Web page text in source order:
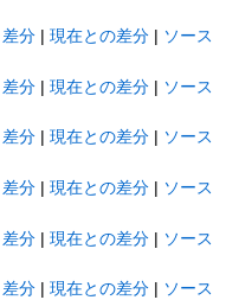
差分 |現在との差分
ソース
差分 |現在との差分 | ソース
差分 |現在との差分
ソース
差分 |現在との差分
ソース
差分 |現在との差分 | ソース
差分 |現在との差分
ソース